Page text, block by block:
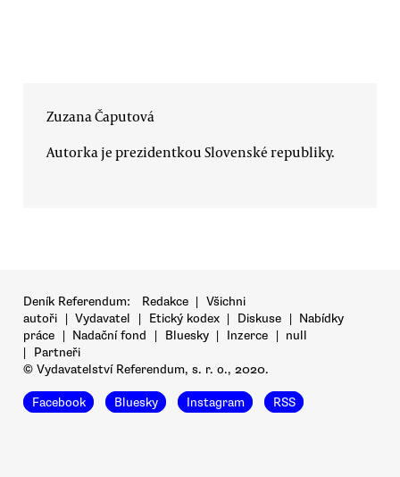
Zuzana Čaputová
Autorka je prezidentkou Slovenské republiky.
Deník Referendum: Redakce | Všichni
autoři | Vydavatel | Etický kodex | Diskuse | Nabídky
práce | Nadační fond | Bluesky | Inzerce | null
|
Partneři
© Vydavatelství Referendum, s. r. o., 2020.
Facebook Bluesky Instagram RSS